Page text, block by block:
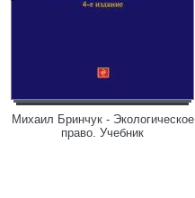
Михаил Бринчук - Экологическое
право. Учебник